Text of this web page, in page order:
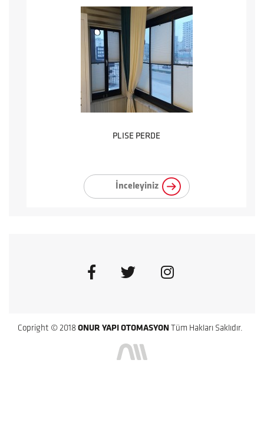
PLISE PERDE
İnceleyiniz
Copright © 2018 ONUR YAPI OTOMASYON Tüm Hakları Saklıdır.